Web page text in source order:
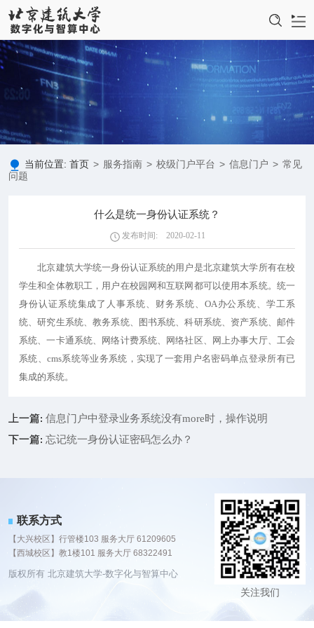
首页
中心介绍
新闻动态
支部活动
当前位置: 首页 > 服务指南 > 校级门户平台 > 信息门户 > 常见
问题
什么是统一身份认证系统？
发布时间: 2020-02-11
北京建筑大学统一身份认证系统的用户是北京建筑大学所有在校
学生和全体教职工，用户在校园网和互联网都可以使用本系统。统一
身份认证系统集成了人事系统、财务系统、OA办公系统、学工系
统、研究生系统、教务系统、图书系统、科研系统、资产系统、邮件
系统、一卡通系统、网络计费系统、网络社区、网上办事大厅、工会
系统、cms系统等业务系统，实现了一套用户名密码单点登录所有已
集成的系统。
上一篇: 信息门户中登录业务系统没有more时，操作说明
下一篇: 忘记统一身份认证密码怎么办？
联系方式
【大兴校区】行管楼103 服务大厅 61209605
【西城校区】教1楼101 服务大厅 68322491
版权所有 北京建筑大学-数字化与智算中心
关注我们